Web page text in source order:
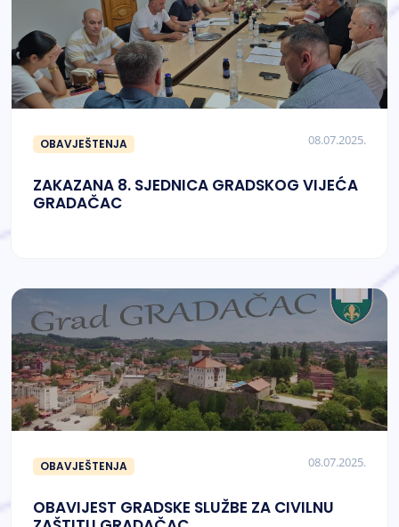
OBAVJEŠTENJA 08.07.2025.
ZAKAZANA 8. SJEDNICA GRADSKOG VIJEĆA
GRADAČAC
OBAVJEŠTENJA 08.07.2025.
OBAVIJEST GRADSKE SLUŽBE ZA CIVILNU